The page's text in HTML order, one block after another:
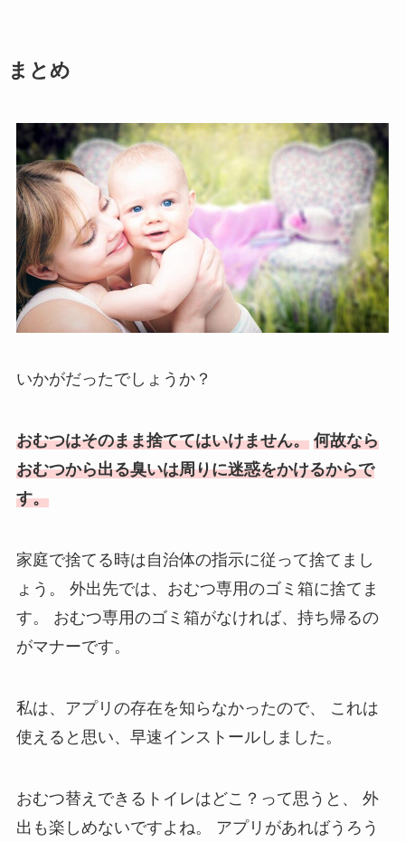
まとめ
いかがだったでしょうか？
おむつはそのまま捨ててはいけません。 何故なら
おむつから出る臭いは周りに迷惑をかけるからで
す。
家庭で捨てる時は自治体の指示に従って捨てまし
ょう。
外出先では、おむつ専用のゴミ箱に捨てま
す。
おむつ専用のゴミ箱がなければ、持ち帰るの
がマナーです。
私は、アプリの存在を知らなかったので、
これは
使えると思い、早速インストールしました。
おむつ替えできるトイレはどこ？って思うと、
外
出も楽しめないですよね。
アプリがあればうろう